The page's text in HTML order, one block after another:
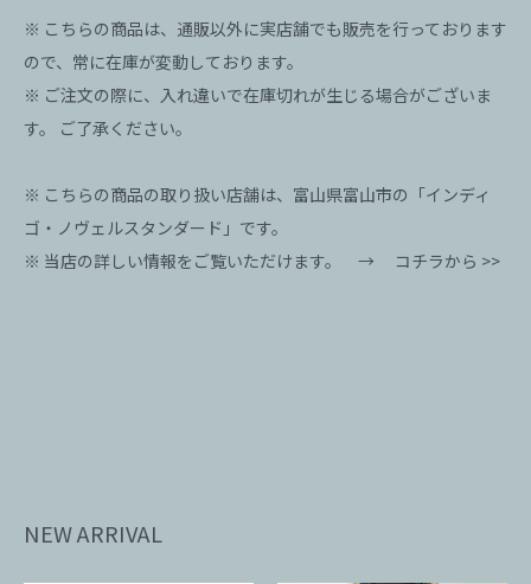
※ こちらの商品は、通販以外に実店舗でも販売を行っております
ので、常に在庫が変動しております。
※ ご注文の際に、入れ違いで在庫切れが生じる場合がございま
す。 ご了承ください。
※ こちらの商品の取り扱い店舗は、富山県富山市の「インディ
ゴ・ノヴェルスタンダード」です。
※ 当店の詳しい情報をご覧いただけます。 → コチラから >>
NEW ARRIVAL